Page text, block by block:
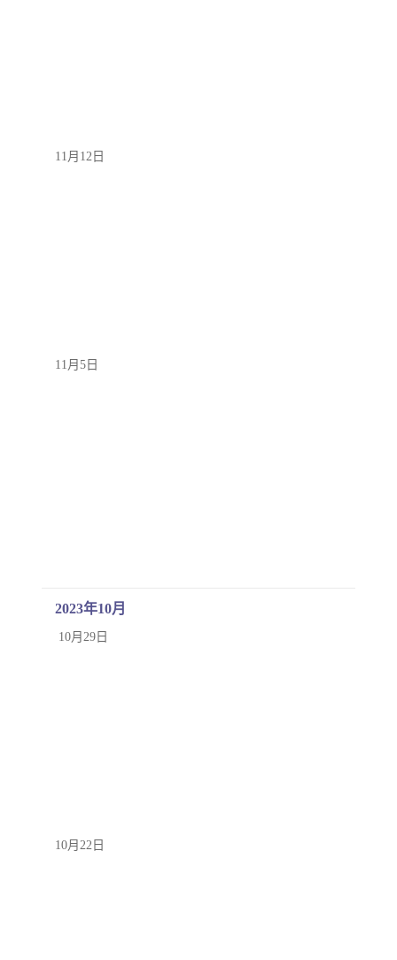
11月12日
11月5日
2023年10月
10月29日
10月22日